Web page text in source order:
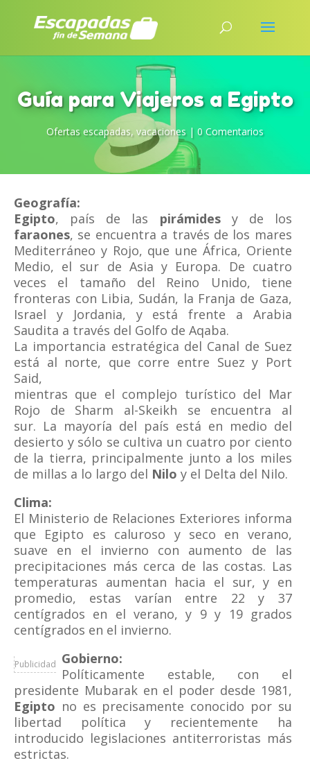
Guía para Viajeros a Egipto
Ofertas escapadas, vacaciones| 0 Comentarios
Geografía:
Egipto, país de las pirámidesy de los
faraones, se encuentra a través de los mares
Mediterráneo y Rojo, que une África, Oriente
Medio, el sur de Asia y Europa. De cuatro
veces el tamaño del Reino Unido, tiene
fronteras con Libia, Sudán, la Franja de Gaza,
Israel y Jordania, y está frente a Arabia
Saudita a través del Golfo de Aqaba.
La importancia estratégica del Canal de Suez
está al norte, que corre entre Suez y Port
Said,
mientras que el complejo turístico del Mar
Rojo de Sharm al-Skeikh se encuentra al
sur. La mayoría del país está en medio del
desierto y sólo se cultiva un cuatro por ciento
de la tierra, principalmente junto a los miles
de millas a lo largo del Nilo y el Delta del Nilo.
Clima:
El Ministerio de Relaciones Exteriores informa
que Egipto es caluroso y seco en verano,
suave en el invierno con aumento de las
precipitaciones más cerca de las costas. Las
temperaturas aumentan hacia el sur, y en
promedio, estas varían entre 22 y 37
centígrados en el verano, y 9 y 19 grados
centígrados en el invierno.
Publicidad Gobierno:
Políticamente estable, con el
presidente Mubarak en el poder desde 1981,
Egipto no es precisamente conocido por su
libertad política y recientemente ha
introducido legislaciones antiterroristas más
estrictas.